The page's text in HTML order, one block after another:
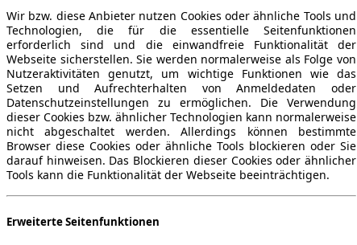
Wir bzw. diese Anbieter nutzen Cookies oder ähnliche Tools und
Technologien, die für die essentielle Seitenfunktionen
erforderlich sind und die einwandfreie Funktionalität der
Webseite sicherstellen. Sie werden normalerweise als Folge von
Nutzeraktivitäten genutzt, um wichtige Funktionen wie das
Setzen und Aufrechterhalten von Anmeldedaten oder
Datenschutzeinstellungen zu ermöglichen. Die Verwendung
dieser Cookies bzw. ähnlicher Technologien kann normalerweise
nicht abgeschaltet werden. Allerdings können bestimmte
Browser diese Cookies oder ähnliche Tools blockieren oder Sie
darauf hinweisen. Das Blockieren dieser Cookies oder ähnlicher
Tools kann die Funktionalität der Webseite beeinträchtigen.
Erweiterte Seitenfunktionen